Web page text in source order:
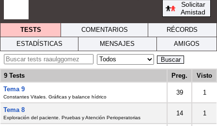
Solicitar
Amistad
TESTS COMENTARIOS
RÉCORDS
ESTADÍSTICAS
MENSAJES AMIGOS
Buscar
9 Tests Preg.
Visto
Tema 9
Constantes Vitales. Gráficas y balance hídrico
39 1
Tema 8
Exploración del paciente. Pruebas y Atención Perioperatorias
14 1